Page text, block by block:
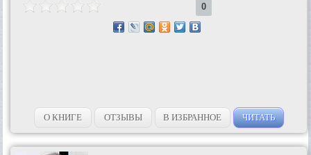
0
О КНИГЕ ОТЗЫВЫ В ИЗБРАННОЕ ЧИТАТЬ